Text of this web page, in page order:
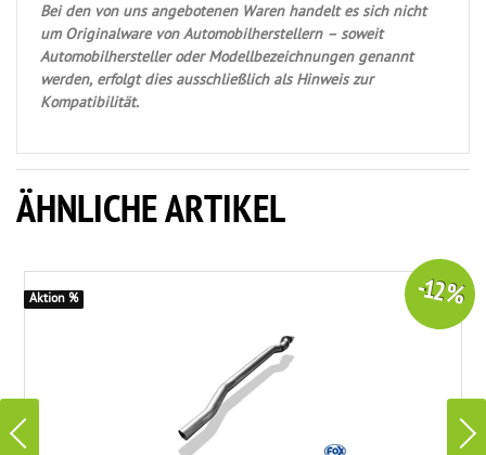
Bei den von uns angebotenen Waren handelt es sich nicht
um Originalware von Automobilherstellern – soweit
Automobilhersteller oder Modellbezeichnungen genannt
werden, erfolgt dies ausschließlich als Hinweis zur
Kompatibilität.
ÄHNLICHE ARTIKEL
-12 %
Aktion %